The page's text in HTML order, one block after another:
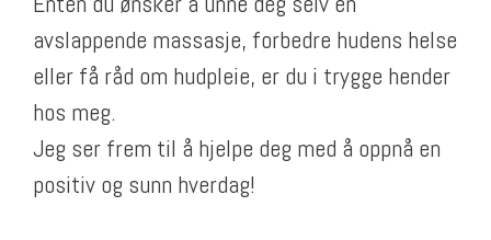
avslappende massasje, forbedre hudens helse
eller få råd om hudpleie, er du i trygge hender
hos meg.
Jeg ser frem til å hjelpe deg med å oppnå en
positiv og sunn hverdag!